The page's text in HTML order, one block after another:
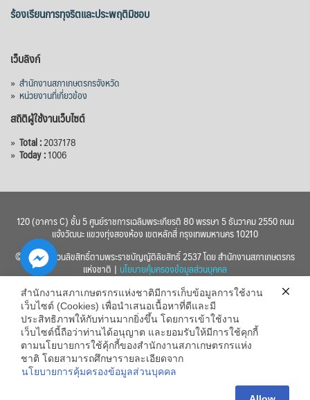
ร้องเรียนการทุจริตและประพฤติมิชอบ
เว็บลิงก์
» สำนักงานสภาเกษตรกรจังหวัด
» หน่วยงานที่เกี่ยวข้อง
สถิติผู้ใช้งานเว็บไซต์
» Total :2037178
» Today :1006
120 (อาคาร C) ชั้น 5 ศูนย์ราชการเฉลิมพระเกียรติ 80 พรรษา 5 ธันวาคม 2550 ถนน
แจ้งวัฒนะ แขวงทุ่งสองห้อง เขตหลักสี่ กรุงเทพมหานคร 10210
© 2560 สงวนลิขสิทธิ์ตามพระราชบัญญัติลิขสิทธิ์ 2537 โดย สำนักงานสภาเกษตรกร
แห่งชาติ | นโยบายคุ้มครองข้อมูลส่วนบุคคล
สำนักงานสภาเกษตรกรแห่งชาติมีการเก็บข้อมูลการใช้งาน
เว็บไซต์ (Cookies) เพื่อนำเสนอเนื้อหาที่ดีและมี
ประสิทธิภาพให้กับท่านมากยิ่งขึ้น โดยการเข้าใช้งาน
เว็บไซต์นี้ถือว่าท่านได้อนุญาต และยอมรับให้มีการใช้คุกกี้
ตามนโยบายการใช้คุ้กกี้ของสำนักงานสภาเกษตรกรแห่ง
ชาติ โดยสามารถศึกษารายละเอียดจาก
นโยบายการคุ้มครองข้อมูลส่วนบุคคล
Hide
chaty